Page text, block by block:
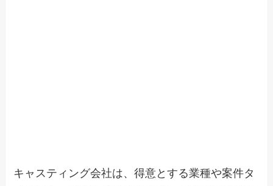
キャスティング会社は、得意とする業種や案件タ